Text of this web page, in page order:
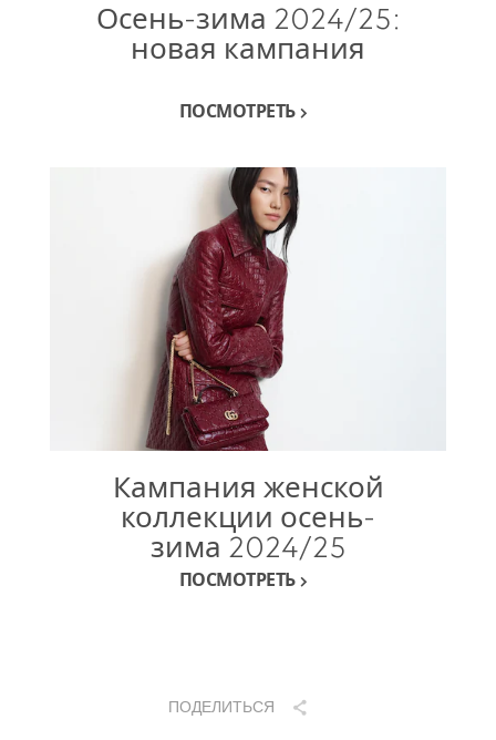
Осень-зима 2024/25:
новая кампания
ПОСМОТРЕТЬ
Кампания женской
коллекции осень-
зима 2024/25
ПОСМОТРЕТЬ
ПОДЕЛИТЬСЯ